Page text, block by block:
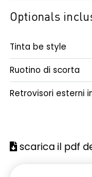
Aggiornamento del
airbag laterali a
alzacristalli
azacristalli anteriori
Optionals
Tinta be style
Ruotino di scorta
Retrovisori esterni
scarica il pdf